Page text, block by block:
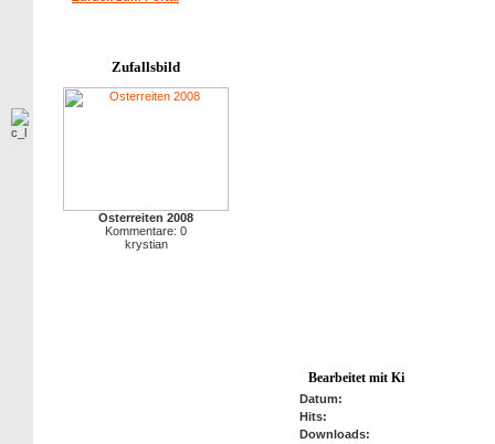
Zufallsbild
Osterreiten 2008
Kommentare: 0
krystian
Bearbeitet mit Ki
Datum:
Hits:
Downloads: